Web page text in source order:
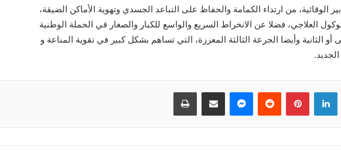
الوقائية، من ارتداء الكمامة والحفاظ على التباعد الجسدي وتهوية الأماكن الضيقة،
العلاجي، فضلا عن الانخراط السريع والواسع للكبار والصغار في الحملة الوطنية
أو الثانية وأيضا الجرعة الثالثة المعززة، التي تساهم بشكل كبير في تقوية المناعة و
لينكدإن بينتيريست